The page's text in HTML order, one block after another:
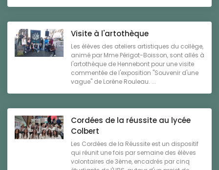
Visite à l'artothèque
Les élèves des ateliers artistiques du collège,
animé par Mme Périgot-Boisson, sont allés à
l'artothèque de Hennebont pour une visite
commentée de l'exposition "Souvenir d'une
vague" de Lorène Rouleau. ...
Cordées de la réussite au lycée
Colbert
Les Cordées de la Réussite est un dispositif
qui réunit une fois par semaine des élèves
volontaires de 3ème, encadrés par cinq